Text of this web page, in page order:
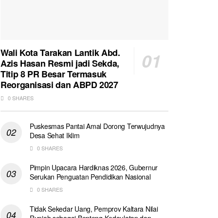
Wali Kota Tarakan Lantik Abd.
Azis Hasan Resmi jadi Sekda,
Titip 8 PR Besar Termasuk
Reorganisasi dan ABPD 2027
0 SHARES
Puskesmas Pantai Amal Dorong Terwujudnya
Desa Sehat Iklim
0 SHARES
Pimpin Upacara Hardiknas 2026, Gubernur
Serukan Penguatan Pendidikan Nasional
0 SHARES
Tidak Sekedar Uang, Pemprov Kaltara Nilai